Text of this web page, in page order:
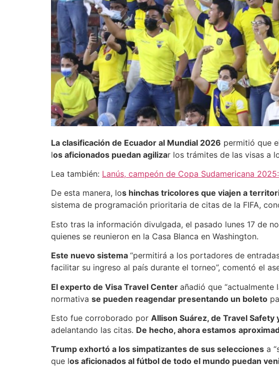
La clasificación de Ecuador al Mundial 2026 permitió que
los aficionados puedan agilizar los trámites de las visas a
Lea también: Lanús, campeón de Copa Sudamericana
De esta manera, los hinchas tricolores que viajen a
sistema de programación prioritaria de citas de la FIFA,
Esto tras la información divulgada, el pasado lunes 17 de
quienes se reunieron en la Casa Blanca en Washington.
Este nuevo sistema “permitirá a los portadores de
facilitar su ingreso al país durante el torneo”, comentó el
El experto de Visa Travel Center añadió que
normativa se pueden reagendar presentando un boleto
Esto fue corroborado por Allison Suárez, de Travel Safety
adelantando las citas. De hecho, ahora estamos
Trump exhortó a los simpatizantes de sus selecciones a
que los aficionados al fútbol de todo el mundo puedan